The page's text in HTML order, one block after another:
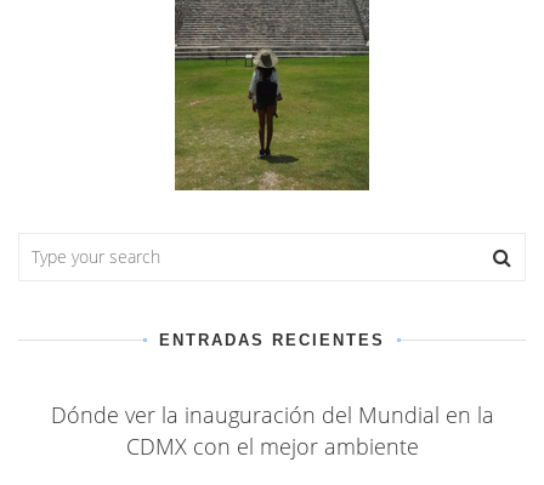
ENTRADAS RECIENTES
Dónde ver la inauguración del Mundial en la
CDMX con el mejor ambiente